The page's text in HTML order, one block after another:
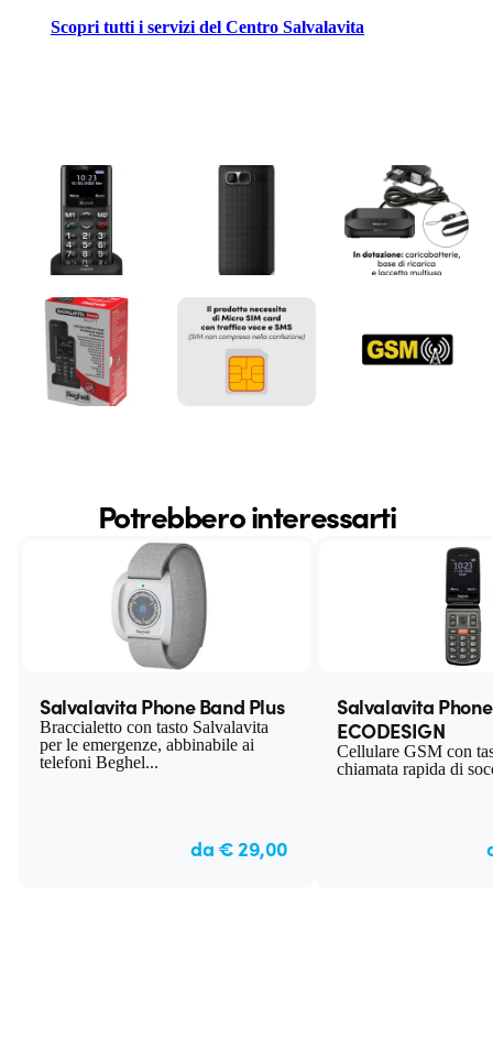
Scopri tutti i servizi del Centro Salvalavita
Potrebbero interessarti
Salvalavita Phone Band Plus
Braccialetto con tasto Salvalavita
per le emergenze, abbinabile ai
telefoni Beghel...
da € 29,00
Salvalavita Phone
ECODESIGN
Cellulare GSM con
chiamata rapida di